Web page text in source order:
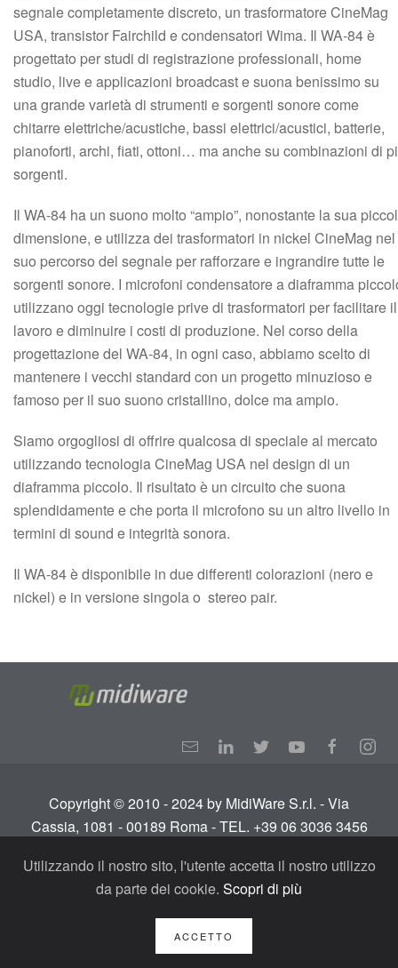
segnale completamente discreto, un trasformatore CineMag
USA, transistor Fairchild e condensatori Wima. Il WA-84 è
progettato per studi di registrazione professionali, home
studio, live e applicazioni broadcast e suona benissimo su
una grande varietà di strumenti e sorgenti sonore come
chitarre elettriche/acustiche, bassi elettrici/acustici, batterie,
pianoforti, archi, fiati, ottoni… ma anche su combinazioni di
sorgenti.
Il WA-84 ha un suono molto “ampio”, nonostante la sua
dimensione, e utilizza dei trasformatori in nickel CineMag nel
suo percorso del segnale per rafforzare e ingrandire tutte le
sorgenti sonore. I microfoni condensatore a diaframma
utilizzano oggi tecnologie prive di trasformatori per facilitare il
lavoro e diminuire i costi di produzione. Nel corso della
progettazione del WA-84, in ogni caso, abbiamo scelto di
mantenere i vecchi standard con un progetto minuzioso e
famoso per il suo suono cristallino, dolce ma ampio.
Siamo orgogliosi di offrire qualcosa di speciale al mercato
utilizzando tecnologia CineMag USA nel design di un
diaframma piccolo. Il risultato è un circuito che suona
splendidamente e che porta il microfono su un altro livello in
termini di sound e integrità sonora.
Il WA-84 è disponibile in due differenti colorazioni (nero e
nickel) e in versione singola o stereo pair.
Copyright © 2010 - 2024 by MidiWare S.r.l. - Via
Cassia, 1081 - 00189 Roma - TEL. +39 06 3036 3456
Tutti i diritti riservati.Termini e condizioni-Privacy
Policy - GDPR
Utilizzando il nostro sito, l'utente accetta il nostro utilizzo
da parte dei cookie. Scopri di più
ACCETTO